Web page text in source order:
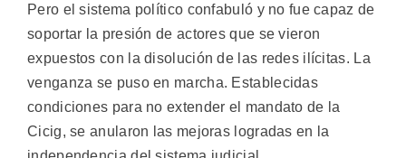
Pero el sistema político confabuló y no fue capaz de
soportar la presión de actores que se vieron
expuestos con la disolución de las redes ilícitas. La
venganza se puso en marcha. Establecidas
condiciones para no extender el mandato de la
Cicig, se anularon las mejoras logradas en la